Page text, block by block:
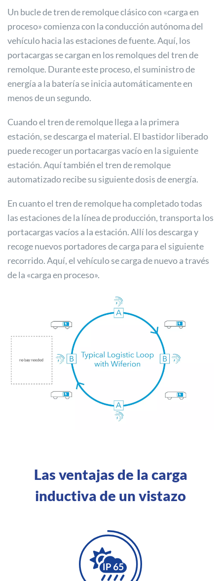
Un bucle de tren de remolque clásico con «carga en
proceso» comienza con la conducción autónoma del
vehículo hacia las estaciones de fuente. Aquí, los
portacargas se cargan en los remolques del tren de
remolque. Durante este proceso, el suministro de
energía a la batería se inicia automáticamente en
menos de un segundo.
Cuando el tren de remolque llega a la primera
estación, se descarga el material. El bastidor liberado
puede recoger un portacargas vacío en la siguiente
estación. Aquí también el tren de remolque
automatizado recibe su siguiente dosis de energía.
En cuanto el tren de remolque ha completado todas
las estaciones de la línea de producción, transporta los
portacargas vacíos a la estación. Allí los descarga y
recoge nuevos portadores de carga para el siguiente
recorrido. Aquí, el vehículo se carga de nuevo a través
de la «carga en proceso».
Las ventajas de la carga
inductiva de un vistazo